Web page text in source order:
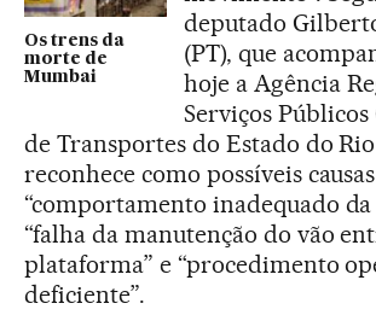
Os trens da
morte de
Mumbai
deputado
(PT), que
hoje a Agência
Serviços
de Transportes do Estado do
reconhece como possíveis
“comportamento inadequado
“falha da manutenção do vão
plataforma” e “procedimento
deficiente”.